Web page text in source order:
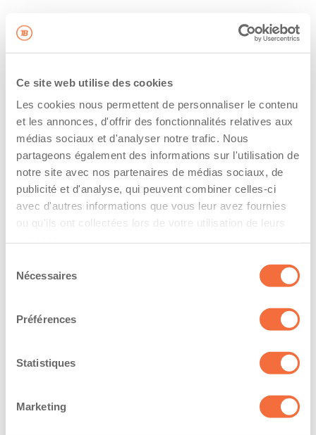
Ce site web utilise des cookies
Les cookies nous permettent de personnaliser le contenu
et les annonces, d'offrir des fonctionnalités relatives aux
médias sociaux et d'analyser notre trafic. Nous
partageons également des informations sur l'utilisation de
notre site avec nos partenaires de médias sociaux, de
publicité et d'analyse, qui peuvent combiner celles-ci
avec d'autres informations que vous leur avez fournies
ou qu'ils ont collectées lors de votre utilisation de leurs
Nécessaires
Préférences
Statistiques
Marketing